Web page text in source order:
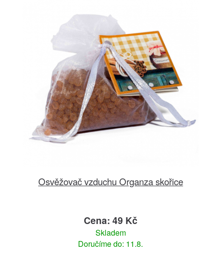
Osvěžovač vzduchu Organza skořice
Cena: 49 Kč
Skladem
Doručíme do: 11.8.